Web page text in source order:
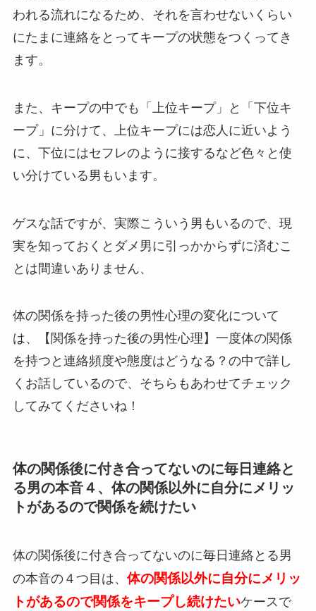
われる流れになるため、それを言わせないくらい
にたまに連絡をとってキープの状態をつくってき
ます。
また、キープの中でも「上位キープ」と「下位キ
ープ」に分けて、上位キープには恋人に近いよう
に、下位にはセフレのように接するなど色々と使
い分けている男もいます。
ゲスな話ですが、実際こういう男もいるので、現
実を知っておくとダメ男に引っかからずに済むこ
とは間違いありません、
体の関係を持った後の男性心理の変化について
は、【関係を持った後の男性心理】一度体の関係
を持つと連絡頻度や態度はどうなる？の中で詳し
くお話しているので、そちらもあわせてチェック
してみてくださいね！
体の関係後に付き合ってないのに毎日連絡と
る男の本音４、体の関係以外に自分にメリッ
トがあるので関係を続けたい
体の関係後に付き合ってないのに毎日連絡とる男
の本音の４つ目は、 体の関係以外に自分にメリッ
トがあるので関係をキープし続けたいケースで